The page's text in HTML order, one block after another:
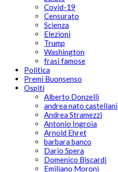
Covid-19
Censurato
Scienza
Elezioni
Trump
Washington
frasi famose
Politica
Premi Buonsenso
Ospiti
Alberto Donzelli
andrea nato castellani
Andrea Stramezzi
Antonio Ingroia
Arnold Ehret
barbara banco
Dario Spera
Domenico Biscardi
Emiliano Moroni